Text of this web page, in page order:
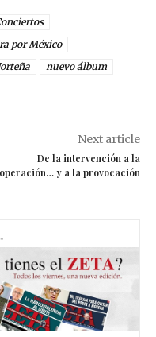
por México
nuevo álbum
Next article
De la intervención a la
y a la provocación